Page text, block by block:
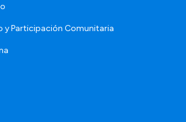
y Participación Comunitaria